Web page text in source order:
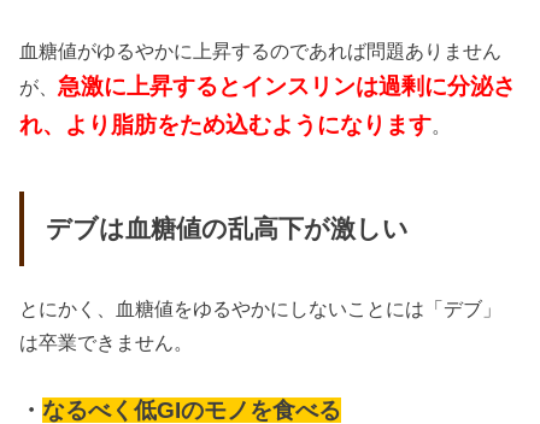
血糖値がゆるやかに上昇するのであれば問題ありません
が、急激に上昇するとインスリンは過剰に分泌さ
れ、より脂肪をため込むようになります。
デブは血糖値の乱高下が激しい
とにかく、血糖値をゆるやかにしないことには「デブ」
は卒業できません。
・なるべく低GIのモノを食べる